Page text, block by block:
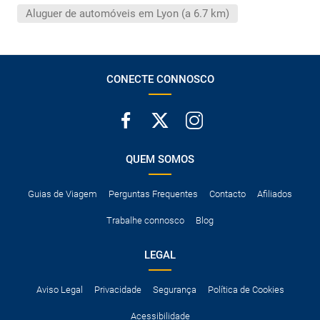
Acessórios opcionais como cadeiras de criança, correntes de
Aluguer de automóveis em Lyon (a 6.7 km)
CONECTE CONNOSCO
QUEM SOMOS
Guias de Viagem Perguntas Frequentes Contacto Afiliados
Trabalhe connosco Blog
LEGAL
Aviso Legal Privacidade Segurança Política de Cookies
Acessibilidade